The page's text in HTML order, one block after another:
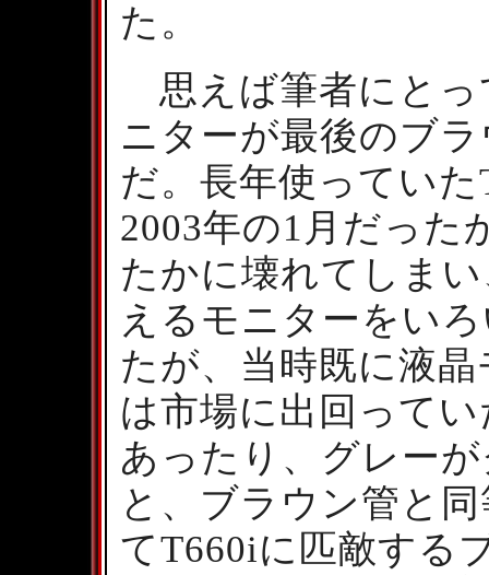
た。
思えば筆者にとっ
ニターが最後のブ
だ。長年使ってい
2003年の1月だった
たかに壊れてしま
えるモニターをい
たが、当時既に液
は市場に出回って
あったり、グレー
と、ブラウン管と
てT660iに匹敵する